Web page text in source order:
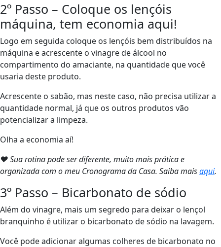
2º Passo – Coloque os lençóis
máquina, tem economia aqui!
Logo em seguida coloque os lençóis bem distribuídos na
máquina e acrescente o vinagre de álcool no
compartimento do amaciante, na quantidade que você
usaria deste produto.
Acrescente o sabão, mas neste caso, não precisa utilizar a
quantidade normal, já que os outros produtos vão
potencializar a limpeza.
Olha a economia aí!
❤ Sua rotina pode ser diferente, muito mais prática e
organizada com o meu Cronograma da Casa. Saiba maisaqui.
3º Passo – Bicarbonato de sódio
Além do vinagre, mais um segredo para deixar o lençol
branquinho é utilizar o bicarbonato de sódio na lavagem.
Você pode adicionar algumas colheres de bicarbonato no